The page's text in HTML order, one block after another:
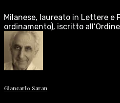
Milanese, laureato in Lettere e
ordinamento), iscritto
Giancarlo Saran